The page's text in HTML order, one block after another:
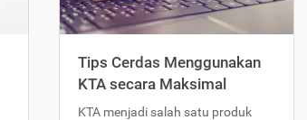
Tips Cerdas Menggunakan
KTA secara Maksimal
KTA menjadi salah satu produk